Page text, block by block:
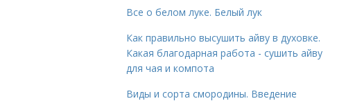
Все о белом луке. Белый лук
Как правильно высушить айву в духовке.
Какая благодарная работа - сушить айву
для чая и компота
Виды и сорта смородины. Введение